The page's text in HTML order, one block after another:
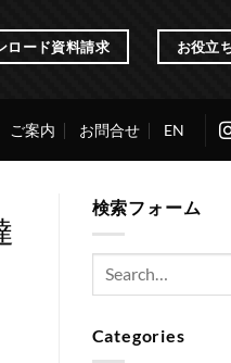
ロード資料請求 お役立
ご案内 お問合せ EN
検索フォーム
Categories